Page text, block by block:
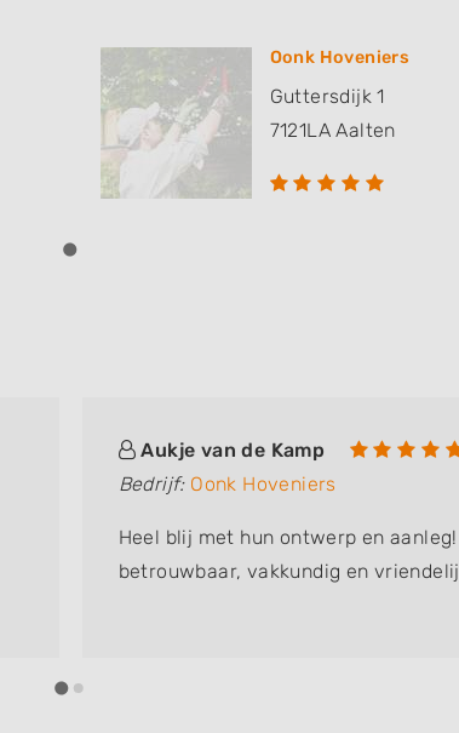
Oonk Hoveniers
Guttersdijk 1
7121LA Aalten
Aukje van de Kamp
Bedrijf: Oonk Hoveniers
Heel blij met hun ontwerp en
betrouwbaar, vakkundig en